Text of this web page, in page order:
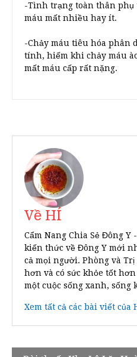
-Tình trạng toàn thân phụ
máu mất nhiều hay ít.
-Chảy máu tiêu hóa phân
tính, hiếm khi chảy máu
mất máu cấp rất nặng.
Về HÍ
Cẩm Nang Chia Sẻ Đông
kiến thức về Đông Y mới
cả mọi người. Phòng và
hơn và có sức khỏe tốt
một cuộc sống xanh, sống
Xem tất cả các bài viết của